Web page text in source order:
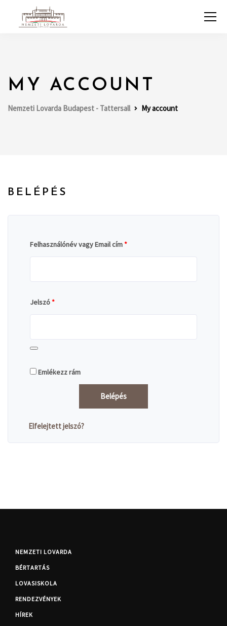
MY ACCOUNT
Nemzeti Lovarda Budapest - Tattersall My account
BELÉPÉS
Felhasználónév vagy Email cím*
Jelszó*
Emlékezz rám
Belépés
Elfelejtett jelszó?
NEMZETI LOVARDA
BÉRTARTÁS
LOVASISKOLA
RENDEZVÉNYEK
HÍREK